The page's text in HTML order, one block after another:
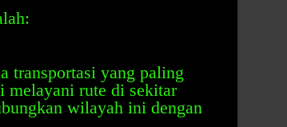
transportasi yang paling
rute di sekitar
wilayah ini dengan